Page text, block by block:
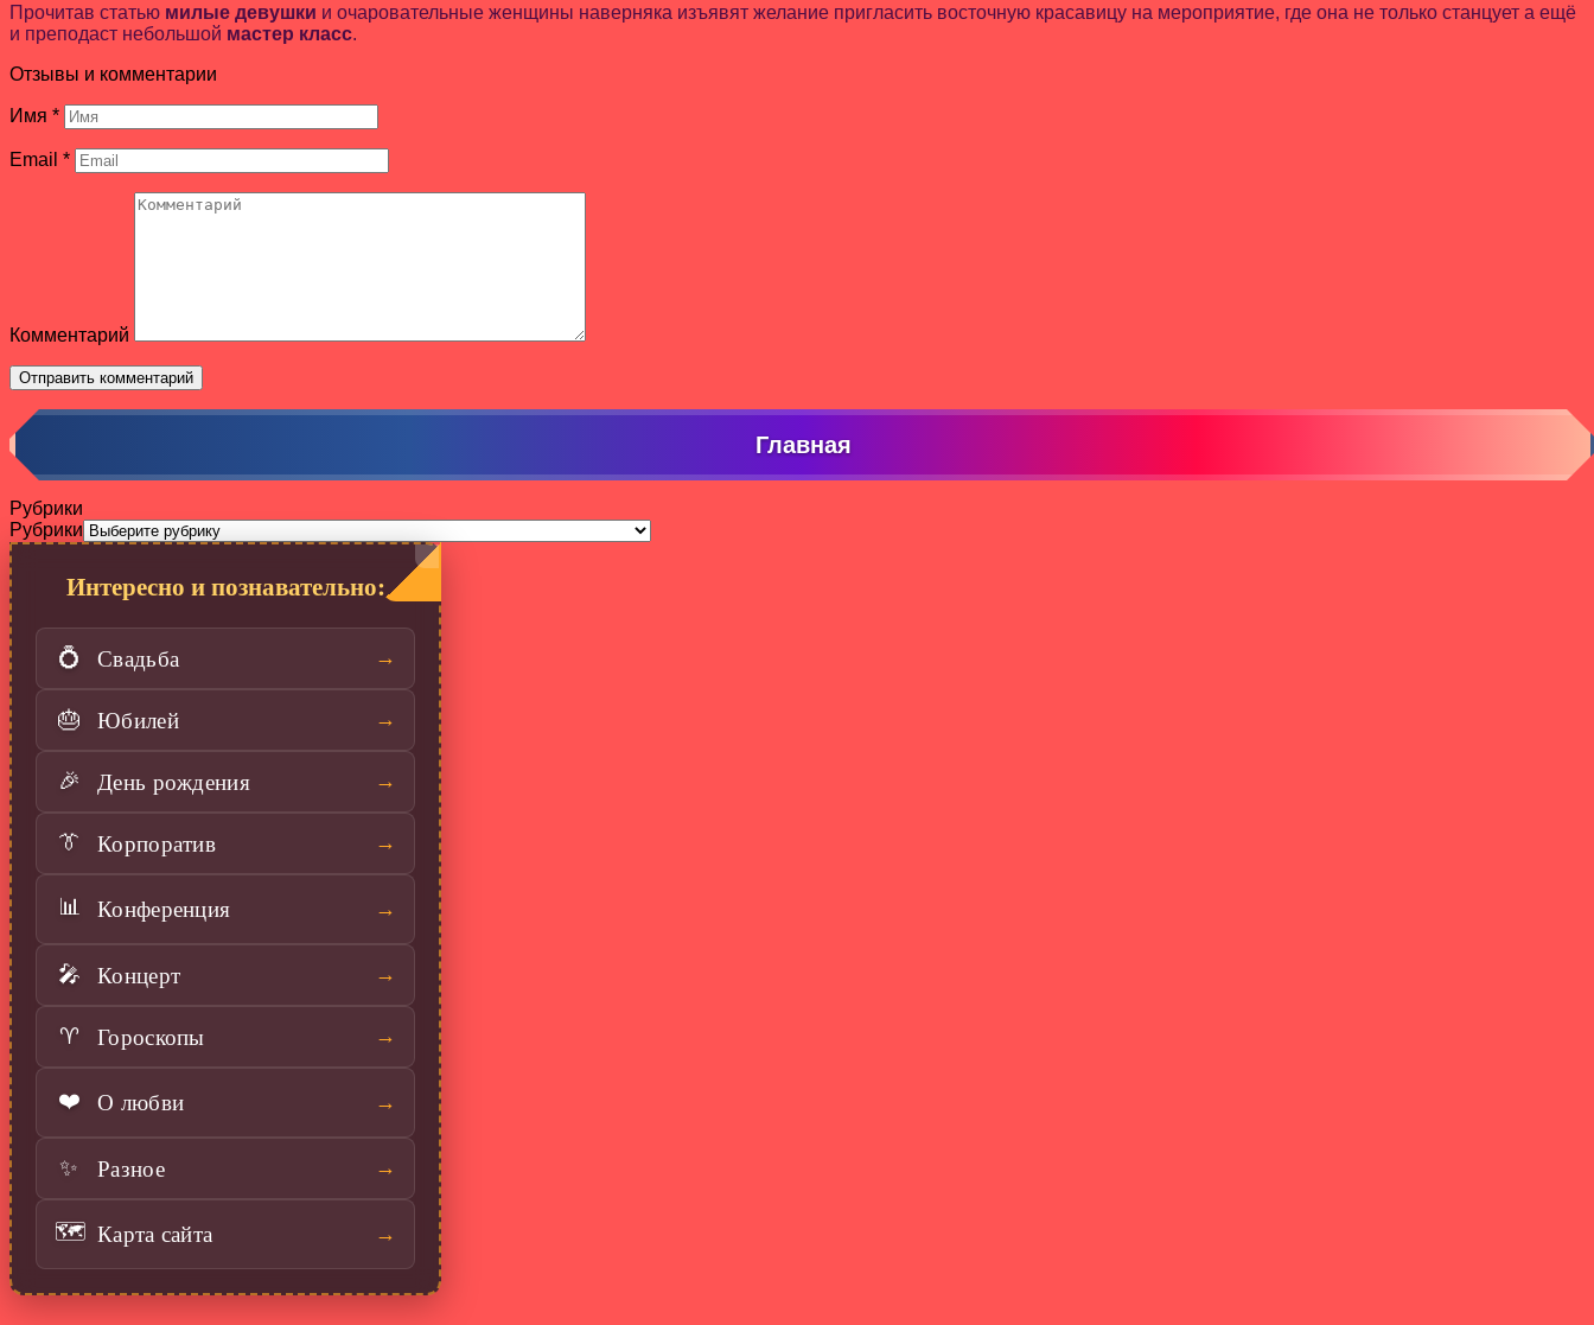
Прочитав статью милые девушки и очаровательные женщины наверняка изъявят желание пригласить восточную красавицу на мероприятие, где она не только станцует а ещё
и преподаст небольшой мастер класс.
Отзывы и комментарии
Имя *
Email *
Комментарий
Главная
Рубрики
Рубрики
Интересно и познавательно:
💍 Свадьба →
🎂 Юбилей →
🎉 День рождения →
👔 Корпоратив →
📊 Конференция →
🎤 Концерт →
♈ Гороскопы →
❤️ О любви →
✨ Разное →
🗺️ Карта сайта →